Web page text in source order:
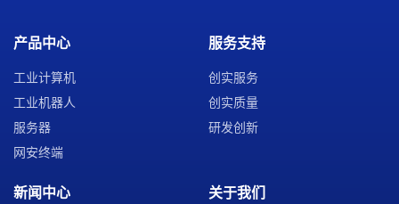
产品中心
工业计算机
工业机器人
服务器
网安终端
服务支持
创实服务
创实质量
研发创新
新闻中心 关于我们